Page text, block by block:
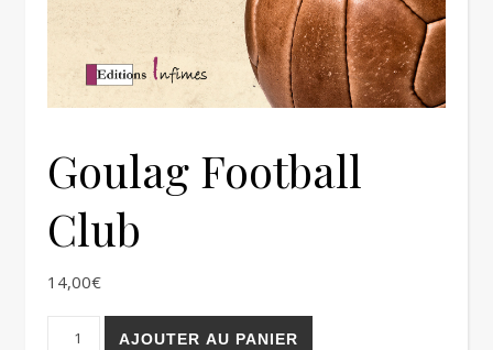
Goulag Football
Club
14,00€
quantité de Goulag Football Club
AJOUTER AU PANIER